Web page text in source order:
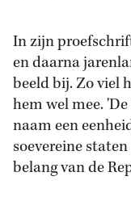
In zijn
en daarna
beeld bij. Zo viel
hem wel mee.
naam een
soevereine
belang van de